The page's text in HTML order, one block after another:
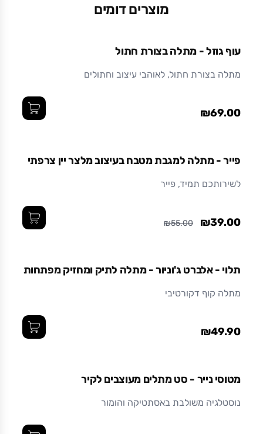
מוצרים דומים
עוף גוזל - מתלה בצורת חתול
מתלה בצורת חתול, לאוהבי עיצוב וחתולים
₪69.00
פייר - מתלה למגבת מטבח בעיצוב מלצר יין צרפתי
לשירותכם תמיד, פייר
₪39.00
₪55.00
תלוי - אלברט ג'וניור - מתלה לתיק ומחזיק מפתחות
מתלה קוף דקורטיבי
₪49.90
מטוסי נייר - סט מתלים מעוצבים לקיר
נוסטלגיה משולבת באסתטיקה והומור